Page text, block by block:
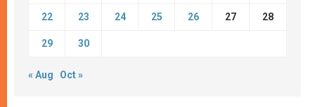
22 23 24 25 26 27 28
29 30
« Aug Oct »